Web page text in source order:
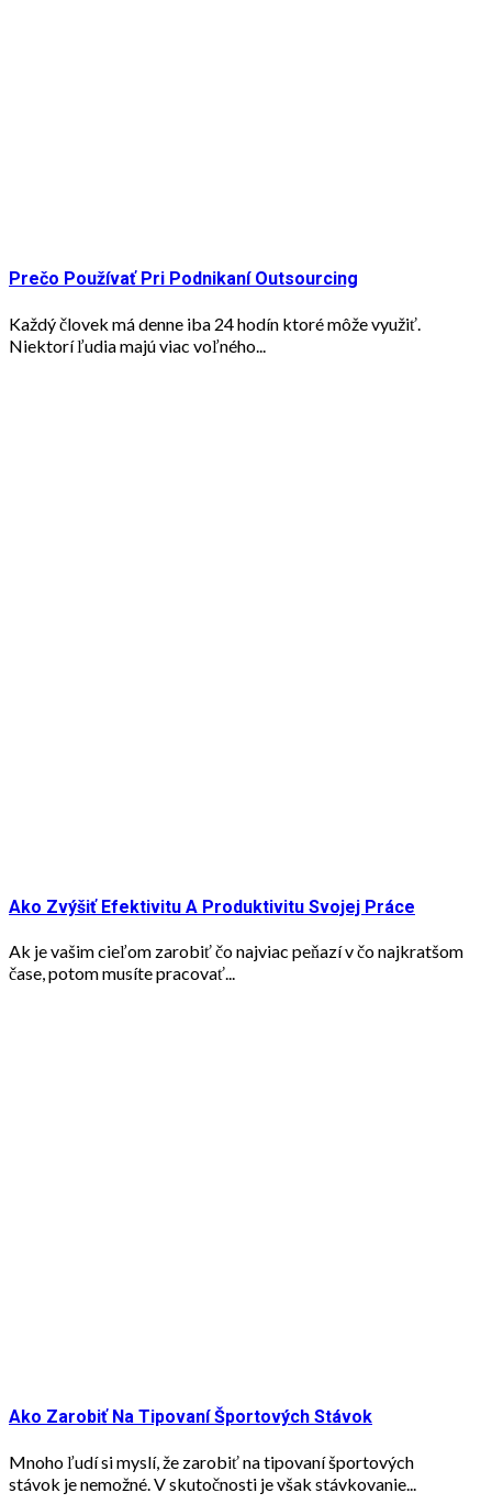
Prečo Používať Pri Podnikaní Outsourcing
Každý človek má denne iba 24 hodín ktoré môže využiť.
Niektorí ľudia majú viac voľného...
Ako Zvýšiť Efektivitu A Produktivitu Svojej Práce
Ak je vašim cieľom zarobiť čo najviac peňazí v čo najkratšom
čase, potom musíte pracovať...
Ako Zarobiť Na Tipovaní Športových Stávok
Mnoho ľudí si myslí, že zarobiť na tipovaní športových
stávok je nemožné. V skutočnosti je však stávkovanie...